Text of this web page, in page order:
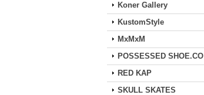
Koner Gallery
KustomStyle
MxMxM
POSSESSED SHOE.CO
RED KAP
SKULL SKATES